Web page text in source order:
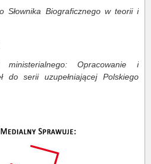
Słownika Biograficznego w teorii i
ministerialnego: Opracowanie i
do serii uzupełniającej Polskiego